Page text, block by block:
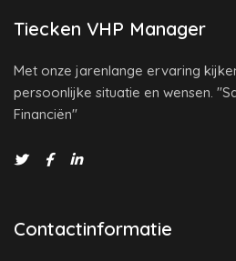
Tiecken VHP Manager
Met onze jarenlange ervaring
persoonlijke situatie en wensen.
Financiën"
Contactinformatie